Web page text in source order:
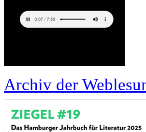
Archiv der